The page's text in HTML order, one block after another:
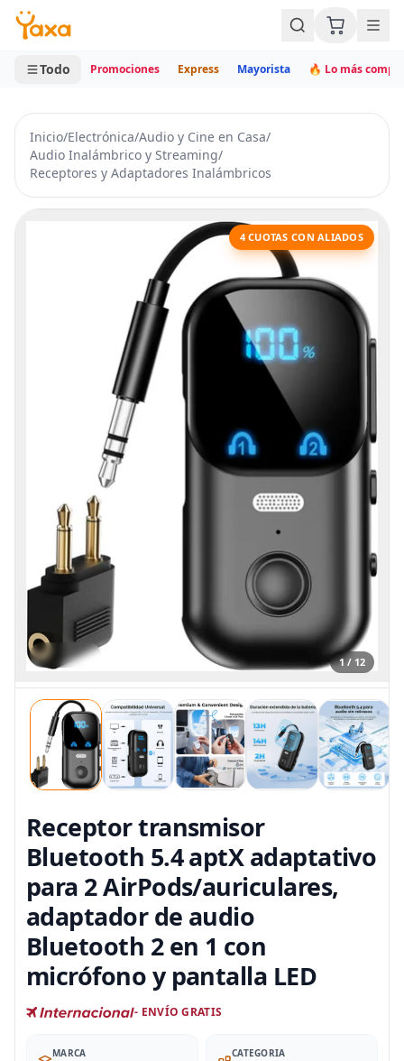
MINI CARRITO
0 productos
Todo Promociones Express Mayorista 🔥 Lo más
Inicio/Electrónica/Audio y Cine en Casa/
Audio Inalámbrico y Streaming/
Receptores y Adaptadores Inalámbricos
1 / 12
4 CUOTAS CON ALIADOS
Receptor transmisor
Bluetooth 5.4 aptX adaptativo
para 2 AirPods/auriculares,
adaptador de audio
Bluetooth 2 en 1 con
micrófono y pantalla LED
- ENVÍO GRATIS
MARCA CATEGORIA